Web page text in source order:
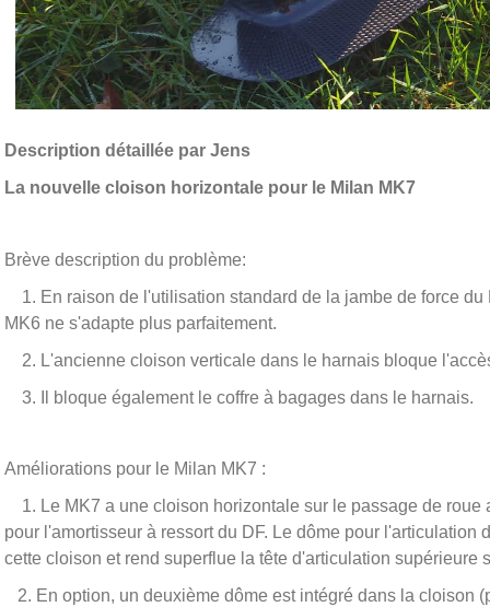
Description détaillée par Jens
La nouvelle cloison horizontale pour le Milan MK7
Brève description du problème:
1. En raison de l'utilisation standard de la jambe de force
MK6 ne s'adapte plus parfaitement.
2. L'ancienne cloison verticale dans le harnais bloque
3. Il bloque également le coffre à bagages dans le harnais.
Améliorations pour le Milan MK7 :
1. Le MK7 a une cloison horizontale sur le passage de roue
pour l'amortisseur à ressort du DF. Le dôme pour
cette cloison et rend superflue la tête d'articulation supérieure
2. En option, un deuxième dôme est intégré dans la cloison